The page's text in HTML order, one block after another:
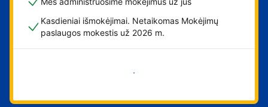
Kasdieniai išmokėjimai. Netaikomas Mokėjimų
paslaugos mokestis už 2026 m.
Pradėti